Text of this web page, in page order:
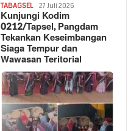
TABAGSEL 27 Juli 2026
Kunjungi Kodim
0212/Tapsel, Pangdam
Tekankan Keseimbangan
Siaga Tempur dan
Wawasan Teritorial